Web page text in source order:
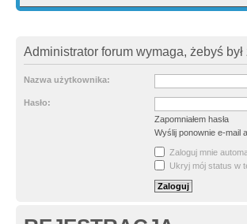
Administrator forum wymaga, żebyś
Nazwa użytkownika:
Hasło:
Zapomniałem hasła
Wyślij ponownie e-mail
Zaloguj mnie
Ukryj mój status w